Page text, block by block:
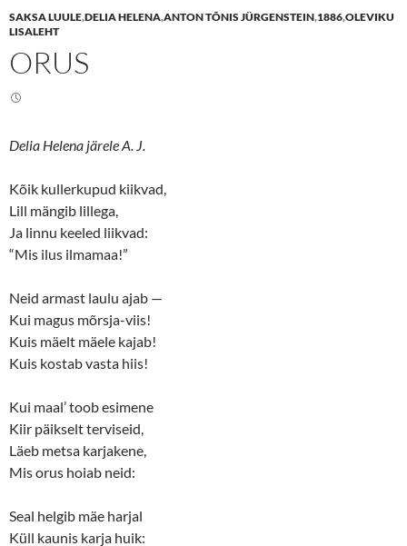
SAKSA LUULE,DELIA HELENA,ANTON TÕNIS JÜRGENSTEIN,1886,OLEVIKU
LISALEHT
ORUS
Delia Helena järele A. J.
Kõik kullerkupud kiikvad,
Lill mängib lillega,
Ja linnu keeled liikvad:
“Mis ilus ilmamaa!”
Neid armast laulu ajab —
Kui magus mõrsja-viis!
Kuis mäelt mäele kajab!
Kuis kostab vasta hiis!
Kui maal’ toob esimene
Kiir päikselt terviseid,
Läeb metsa karjakene,
Mis orus hoiab neid:
Seal helgib mäe harjal
Küll kaunis karja huik: